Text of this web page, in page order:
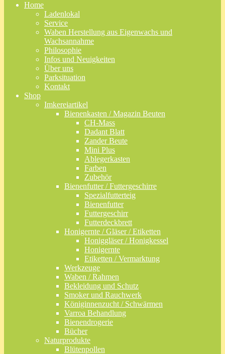
Home
Ladenlokal
Service
Waben Herstellung aus Eigenwachs und
Wachsannahme
Philosophie
Infos und Neuigkeiten
Über uns
Parksituation
Kontakt
Shop
Imkereiartikel
Bienenkasten / Magazin Beuten
CH-Mass
Dadant Blatt
Zander Beute
Mini Plus
Ablegerkasten
Farben
Zubehör
Bienenfutter / Futtergeschirre
Spezialfutterteig
Bienenfutter
Futtergeschirr
Futterdeckbrett
Honigernte / Gläser / Etiketten
Honiggläser / Honigkessel
Honigernte
Etiketten / Vermarktung
Werkzeuge
Waben / Rahmen
Bekleidung und Schutz
Smoker und Rauchwerk
Königinnenzucht / Schwärmen
Varroa Behandlung
Bienendrogerie
Bücher
Naturprodukte
Blütenpollen